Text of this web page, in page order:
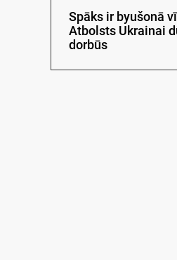
Spāks ir byušonā
Atbolsts Ukrainai
dorbūs